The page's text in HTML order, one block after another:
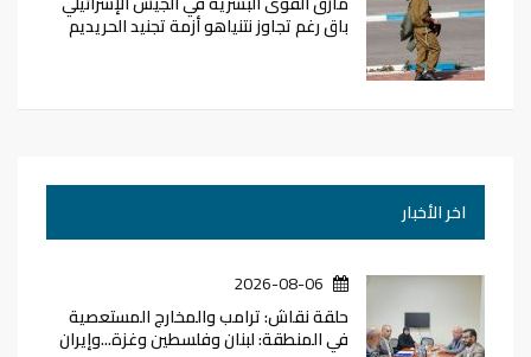
باق رغم تجاوز نتنياهو أزمة تجنيد الحريديم
اخر الأخبار
2026-08-06
حلقة نقاش: ترامب والمخارج المستعصية
في المنطقة: لبنان وفلسطين وغزة...وإيران